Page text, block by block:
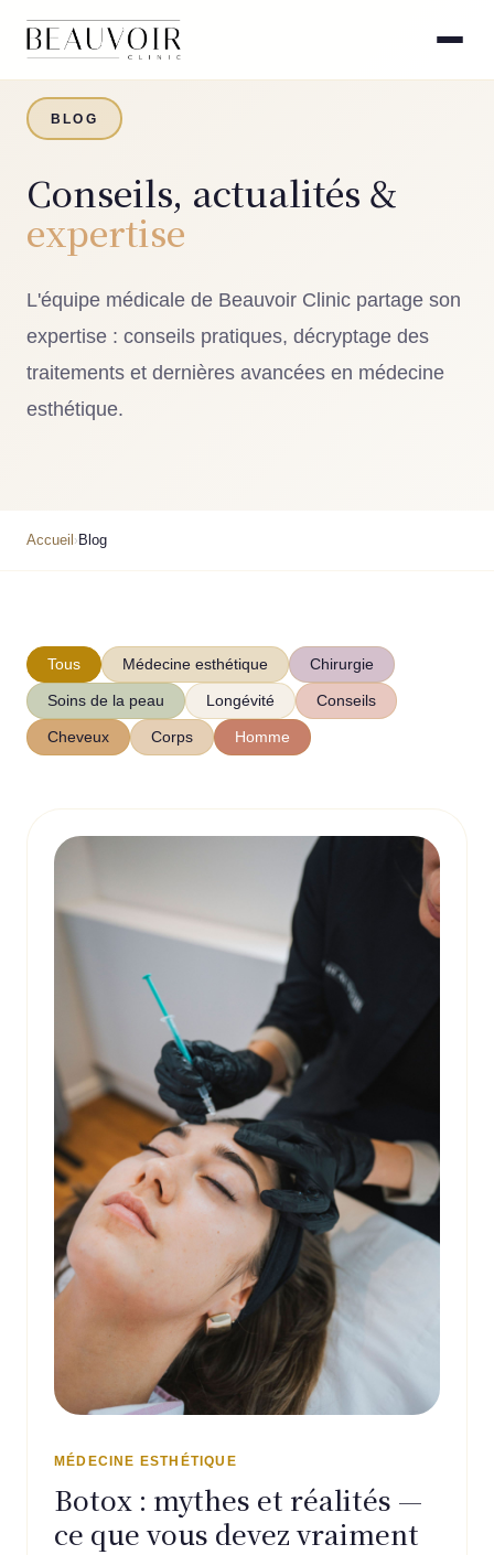
BLOG
Conseils, actualités &
expertise
L'équipe médicale de Beauvoir Clinic partage son
expertise : conseils pratiques, décryptage des
traitements et dernières avancées en médecine
esthétique.
Accueil › Blog
Tous Médecine esthétique Chirurgie
Soins de la peau Longévité Conseils
Cheveux Corps Homme
MÉDECINE ESTHÉTIQUE
Botox : mythes et réalités —
ce que vous devez vraiment